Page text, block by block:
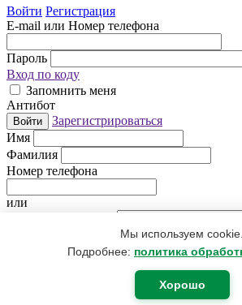
Мы используем cookie.
Подробнее: политика
Хорошо
Войти Регистрация
E-mail или Номер телефона
Пароль
Вход по коду
Запомнить меня
Антибот
Войти
Зарегистрироваться
Имя
Фамилия
Номер телефона
или
Я уже зарегистрирован